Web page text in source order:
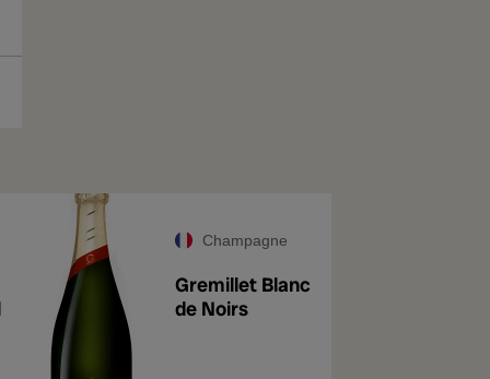
Champagne
Gremillet Blanc
de Noirs